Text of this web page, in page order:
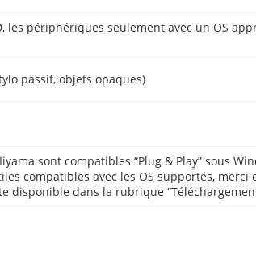
les périphériques seulement avec un OS
passif, objets opaques)
sont compatibles “Plug & Play” sous
compatibles avec les OS supportés,
disponible dans la rubrique